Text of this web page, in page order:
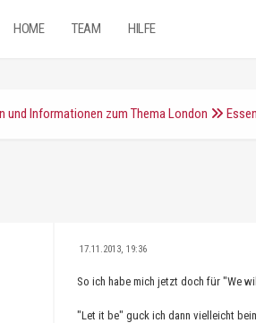
HOME TEAM HILFE
und Informationen zum Thema London
17.11.2013, 19:36
So ich habe mich jetzt doch für "We
"Let it be" guck ich dann vielleicht